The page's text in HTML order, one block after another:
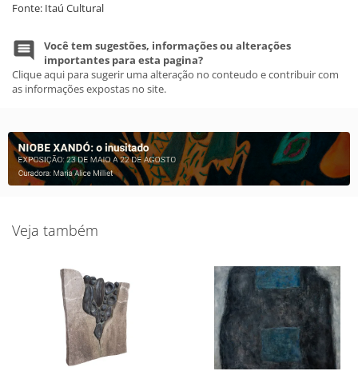
Fonte: Itaú Cultural
Você tem sugestões, informações ou alterações
importantes para esta pagina?
Clique aqui para sugerir uma alteração no conteudo e contribuir com
as informações expostas no site.
Veja também